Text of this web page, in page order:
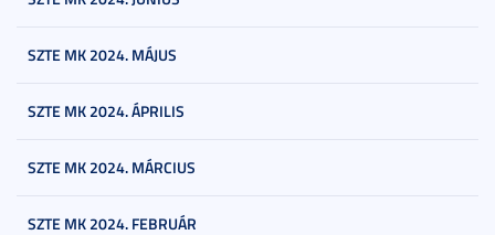
SZTE MK 2024. MÁJUS
SZTE MK 2024. ÁPRILIS
SZTE MK 2024. MÁRCIUS
SZTE MK 2024. FEBRUÁR